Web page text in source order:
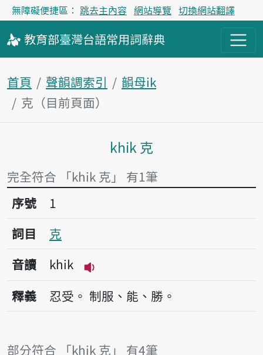
無障礙便捷區： 跳去主內容 網站導覽 切換網站翻譯
教育部臺灣台語常用詞辭典
首頁 聲韻調索引
韻母ik
克（目前頁面）
主內容區塊
khik 克
完全符合 「khik 克」 有1筆
序號1克
序號
1
詞目
克
音讀
khik
播放音讀khik
釋義 忍受。 制服、能、勝。
部分符合 「khik 克」 有4筆